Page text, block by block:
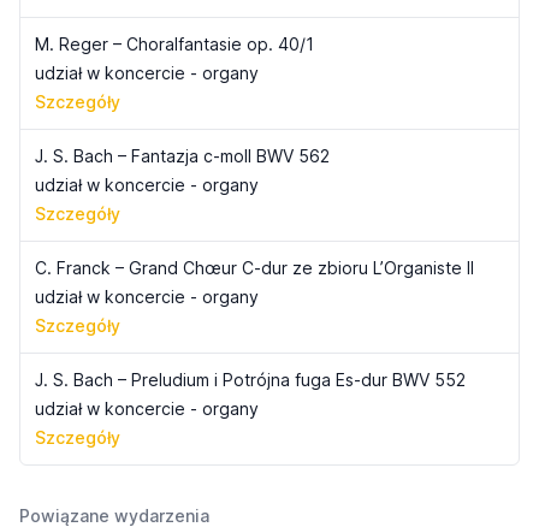
M. Reger – Choralfantasie op. 40/1
udział w koncercie - organy
Szczegóły
J. S. Bach – Fantazja c-moll BWV 562
udział w koncercie - organy
Szczegóły
C. Franck – Grand Chœur C-dur ze zbioru L’Organiste II
udział w koncercie - organy
Szczegóły
J. S. Bach – Preludium i Potrójna fuga Es-dur BWV 552
udział w koncercie - organy
Szczegóły
Powiązane wydarzenia